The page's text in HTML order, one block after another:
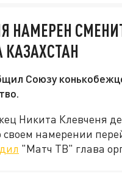
НАМЕРЕН
Союзу
Никита Клевченя
своем намерении
"Матч ТВ" глава